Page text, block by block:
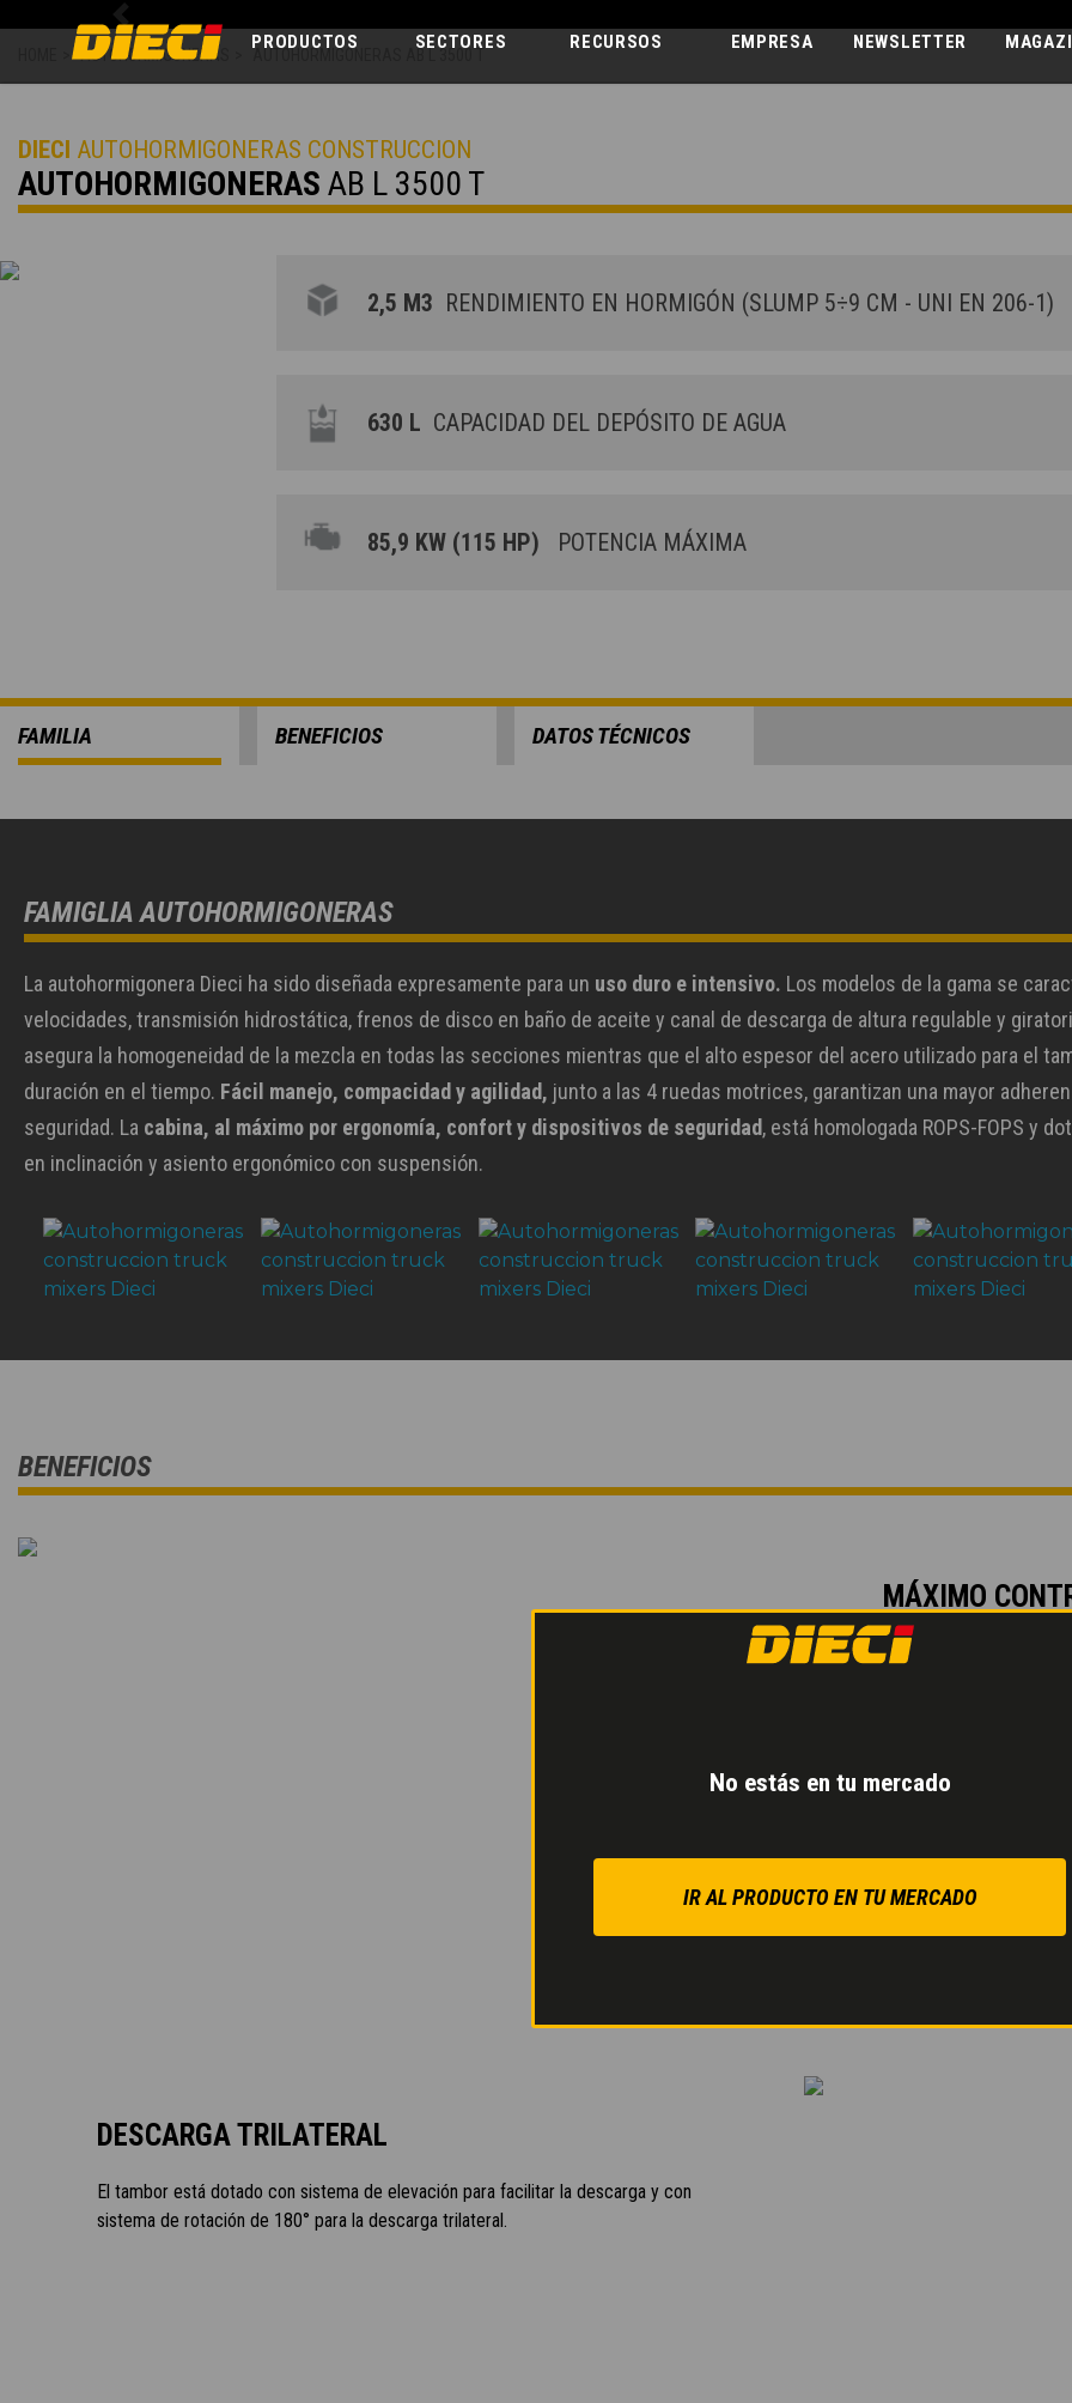
No estás en tu mercado
IR AL PRODUCTO EN TU MERCADO
NEWSLETTER
PRODUCTOS SECTORES RECURSOS EMPRESA
Previous
AUTOHORMIGONERAS
DIECI AUTOHORMIGONERAS CONSTRUCCION
AUTOHORMIGONERAS AB L 3500 T
2,5 M3 RENDIMIENTO EN HORMIGÓN (SLUMP 5÷9 CM - UNI EN 206-1)
630 L CAPACIDAD DEL DEPÓSITO DE AGUA
85,9 KW (115 HP) POTENCIA MÁXIMA
FAMILIA BENEFICIOS DATOS TÉCNICOS
FAMIGLIA AUTOHORMIGONERAS
La autohormigonera Dieci ha sido diseñada expresamente para un uso duro e intensivo. Los modelos de la gama se
velocidades, transmisión hidrostática, frenos de disco en baño de aceite y canal de descarga de altura regulable y
asegura la homogeneidad de la mezcla en todas las secciones mientras que el alto espesor del acero utilizado para el
duración en el tiempo. Fácil manejo, compacidad y agilidad, junto a las 4 ruedas motrices, garantizan una mayor
seguridad. La cabina, al máximo por ergonomía, confort y dispositivos de seguridad, está homologada ROPS-FOPS y
en inclinación y asiento ergonómico con suspensión.
BENEFICIOS
MÁXIMO
La
transmisión
máximas prestaciones
servoasistidopara un
DESCARGA TRILATERAL
El tambor está dotado con sistema de elevación para facilitar la descarga y con
sistema de rotación de 180° para la descarga trilateral.